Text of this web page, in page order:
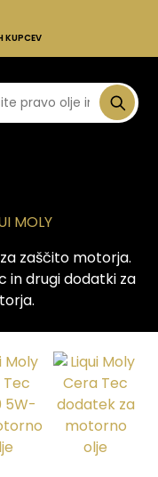
MOLY
zaščito motorja.
in drugi dodatki za